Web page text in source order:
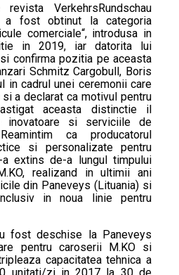
VerkehrsRundschau
a fost obtinut la categoria
comerciale“, introdusa in
in 2019, iar datorita lui
confirma pozitia pe aceasta
Schmitz Cargobull, Boris
in cadrul unei ceremonii care
a declarat ca motivul pentru
aceasta distinctie il
inovatoare si serviciile de
ca producatorul
si personalizate pentru
extins de-a lungul timpului
realizand in ultimii ani
din Paneveys (Lituania) si
in noua linie pentru
fost deschise la Paneveys
pentru caroserii M.KO si
capacitatea tehnica a
unitati/zi in 2017 la 30 de